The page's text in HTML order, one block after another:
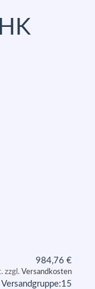
984,76 €
zzgl. Versandkosten
Versandgruppe:15